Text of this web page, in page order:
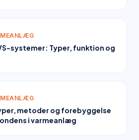
systemer: Typer, funktion og
metoder og forebyggelse
i varmeanlæg